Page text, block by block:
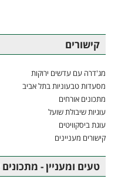
קישורים
מג'דרה עם עדשים ירוקות
מסעדות טבעוניות בתל אביב
מתכונים אורחים
עוגיות שיבולת שועל
עוגת ביסקוויטים
קישורים מעניינים
טעים ומעניין -